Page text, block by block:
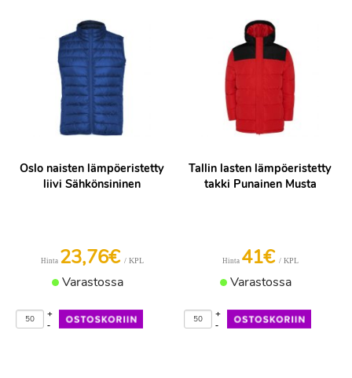
Oslo naisten lämpöeristetty
liivi Sähkönsininen
Hinta 23,76€ / KPL
Varastossa
-
+
Tallin lasten lämpöeristetty
takki Punainen Musta
Hinta 41€ / KPL
Varastossa
-
+